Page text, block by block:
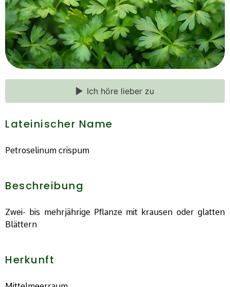
Ich höre lieber zu
Lateinischer Name
Petroselinum crispum
Beschreibung
Zwei- bis mehrjährige Pflanze mit krausen oder glatten
Blättern
Herkunft